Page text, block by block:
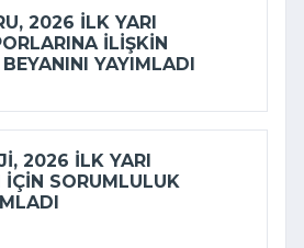
2026 ILK YARI
ILIŞKIN
YAYIMLADI
2026 ILK YARI
SORUMLULUK